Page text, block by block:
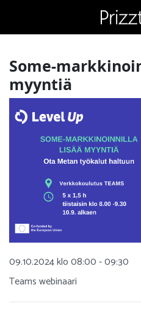
Some-
myyntiä
09.10.2024 klo 08:00 - 09:30
Teams webinaari